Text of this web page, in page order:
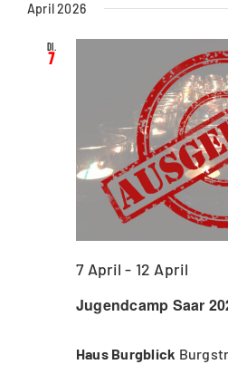
April 2026
Di.
7
Jugendcamp Saar
7 April - 12 April
Haus Burgblick